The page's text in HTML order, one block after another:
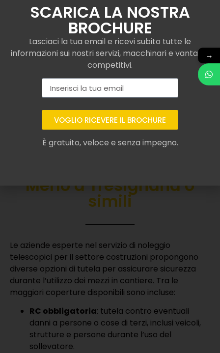
Assicurazione per
Merlo a Tresignana o
simili
Le aziende esperte nel servizio di noleggio
telescopici per il settore costruzioni propongono
diverse opzioni di tutela per assicurare sicurezza
durante l’utilizzo dei mezzi in cantiere. Tra le
maggiori coperture disponibili sono incluse:
RC obbligatoria: tutela contro eventuali
danni a persone o cose di terzi, inclusi veicoli,
strutture e persone durante l’uso del
sollevatore.
→
SCARICA LA NOSTRA
BROCHURE
Lasciaci la tua email e ricevi subito tutte le
informazioni sui nostri servizi, macchinari e vantaggi
competitivi.
VOGLIO RICEVERE IL BROCHURE
È gratuito, veloce e senza impegno.